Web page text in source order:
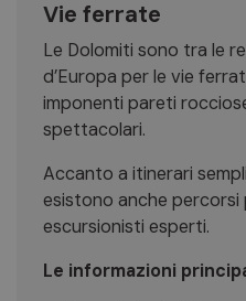
Vie ferrate
Le Dolomiti sono tra le
d’Europa per le vie
imponenti pareti
spettacolari.
Accanto a itinerari
esistono anche percorsi
escursionisti esperti.
Le informazioni